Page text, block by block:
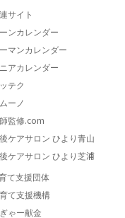
サイト
ンカレンダー
マンカレンダー
アカレンダー
テク
ーノ
監修.com
ケアサロン ひより青山
ケアサロン ひより芝浦
て支援団体
て支援機構
ゃー献金